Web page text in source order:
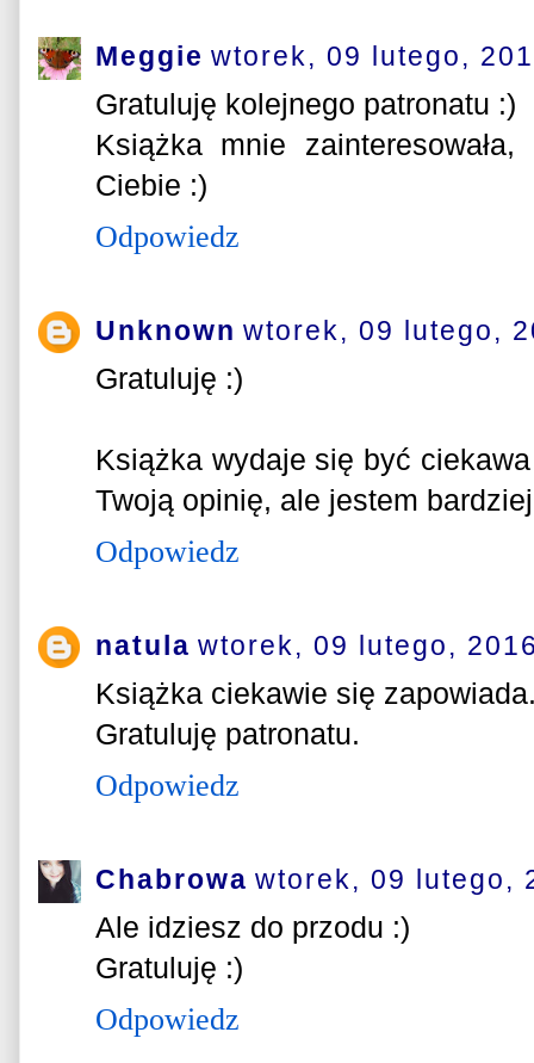
Meggie wtorek, 09 lutego,
Gratuluję kolejnego patronatu :)
Książka mnie
Ciebie :)
Odpowiedz
Unknown wtorek, 09 lutego,
Gratuluję :)
Książka wydaje się być
Twoją opinię, ale jestem
Odpowiedz
natula wtorek, 09 lutego,
Książka ciekawie się
Gratuluję patronatu.
Odpowiedz
Chabrowa wtorek, 09 lutego,
Ale idziesz do przodu :)
Gratuluję :)
Odpowiedz